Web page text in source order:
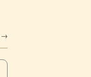
→